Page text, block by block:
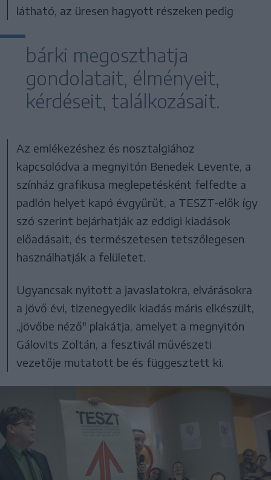
látható, az üresen hagyott részeken pedig
bárki megoszthatja
gondolatait, élményeit,
kérdéseit, találkozásait.
Az emlékezéshez és nosztalgiához
kapcsolódva a megnyitón Benedek Levente, a
színház grafikusa meglepetésként felfedte a
padlón helyet kapó évgyűrűt, a TESZT-elők így
szó szerint bejárhatják az eddigi kiadások
előadásait, és természetesen tetszőlegesen
használhatják a felületet.
Ugyancsak nyitott a javaslatokra, elvárásokra
a jövő évi, tizenegyedik kiadás máris elkészült,
„jövőbe néző" plakátja, amelyet a megnyitón
Gálovits Zoltán, a fesztivál művészeti
vezetője mutatott be és függesztett ki.